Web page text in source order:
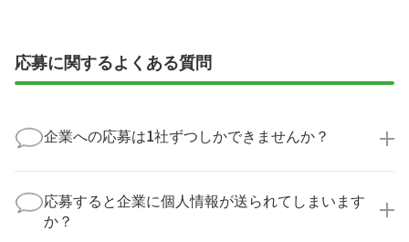
応募に関するよくある質問
企業への応募は1社ずつしかできませんか？
実際に医療キャリアナビを利用して転職に成功した方
の多くは、複数応募して自分に合った職場を選ばれて
います。
応募すると企業に個人情報が送られてしまいます
か？